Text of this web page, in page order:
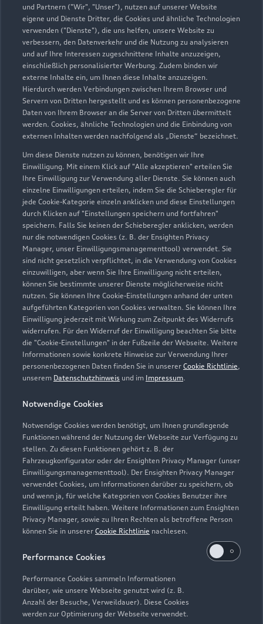
und Partnern ("Wir", "Unser"), nutzen auf unserer Website
eigene und Dienste Dritter, die Cookies und ähnliche Technologien
verwenden ("Dienste"), die uns helfen, unsere Website zu
verbessern, den Datenverkehr und die Nutzung zu analysieren
und auf Ihre Interessen zugeschnittene Inhalte anzuzeigen,
einschließlich personalisierter Werbung. Zudem binden wir
externe Inhalte ein, um Ihnen diese Inhalte anzuzeigen.
Hierdurch werden Verbindungen zwischen Ihrem Browser und
Servern von Dritten hergestellt und es können personenbezogene
Daten von Ihrem Browser an die Server von Dritten übermittelt
werden. Cookies, ähnliche Technologien und die Einbindung von
externen Inhalten werden nachfolgend als „Dienste“ bezeichnet.
Um diese Dienste nutzen zu können, benötigen wir Ihre
Einwilligung. Mit einem Klick auf "Alle akzeptieren" erteilen Sie
Ihre Einwilligung zur Verwendung aller Dienste. Sie können auch
einzelne Einwilligungen erteilen, indem Sie die Schieberegler für
jede Cookie-Kategorie einzeln anklicken und diese Einstellungen
durch Klicken auf "Einstellungen speichern und fortfahren"
speichern. Falls Sie keinen der Schieberegler anklicken, werden
nur die notwendigen Cookies (z. B. der Ensighten Privacy
Manager, unser Einwilligungsmanagementtool) verwendet. Sie
sind nicht gesetzlich verpflichtet, in die Verwendung von Cookies
einzuwilligen, aber wenn Sie Ihre Einwilligung nicht erteilen,
können Sie bestimmte unserer Dienste möglicherweise nicht
nutzen. Sie können Ihre Cookie-Einstellungen anhand der unten
aufgeführten Kategorien von Cookies verwalten. Sie können Ihre
Einwilligung jederzeit mit Wirkung zum Zeitpunkt des Widerrufs
widerrufen. Für den Widerruf der Einwilligung beachten Sie bitte
die "Cookie-Einstellungen" in der Fußzeile der Webseite. Weitere
Informationen sowie konkrete Hinweise zur Verwendung Ihrer
personenbezogenen Daten finden Sie in unserer Cookie Richtlinie,
unserem Datenschutzhinweis und im Impressum.
Notwendige Cookies
Notwendige Cookies werden benötigt, um Ihnen grundlegende
Funktionen während der Nutzung der Webseite zur Verfügung zu
stellen. Zu diesen Funktionen gehört z. B. der
Fahrzeugkonfigurator oder der Ensighten Privacy Manager (unser
Einwilligungsmanagementtool). Der Ensighten Privacy Manager
verwendet Cookies, um Informationen darüber zu speichern, ob
und wenn ja, für welche Kategorien von Cookies Benutzer ihre
Einwilligung erteilt haben. Weitere Informationen zum Ensighten
Privacy Manager, sowie zu Ihren Rechten als betroffene Person
können Sie in unserer Cookie Richtlinie nachlesen.
Performance Cookies
Performance Cookies sammeln Informationen
darüber, wie unsere Webseite genutzt wird (z. B.
Anzahl der Besuche, Verweildauer). Diese Cookies
werden zur Optimierung der Webseite verwendet.
An den Bäckerwiesen 4
17489 Greifswald
03834 57670
audi@autohausgreif.de
Kontaktdaten herunterladen
Öffnungszeiten
Verkauf
Geschlossen,öffnet amMontag 08:00
Service
Geschlossen,öffnet am Montag 06:30
Zurück nach oben
Modelle
Elektromodelle
Plug-in-Hybride
Neuwagensuche
Gebrauchtwagensuche
Service & Zubehör
Saisonale Angebote
Support